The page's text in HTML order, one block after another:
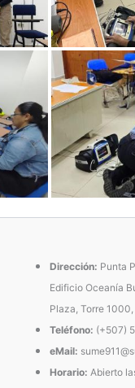
Dirección: Punta
Edificio Oceanía
Plaza, Torre
Teléfono: (+507)
eMail:
Horario: Abierto